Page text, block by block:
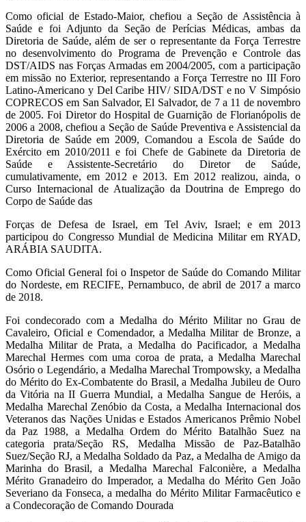
Como oficial de Estado-Maior, chefiou a Seção de Assistência à
Saúde e foi Adjunto da Seção de Perícias Médicas, ambas da
Diretoria de Saúde, além de ser o representante da Força Terrestre
no desenvolvimento do Programa de Prevenção e Controle das
DST/AIDS nas Forças Armadas em 2004/2005, com a participação
em missão no Exterior, representando a Força Terrestre no III Foro
Latino-Americano y Del Caribe HIV/ SIDA/DST e no V Simpósio
COPRECOS em San Salvador, El Salvador, de 7 a 11 de novembro
de 2005. Foi Diretor do Hospital de Guarnição de Florianópolis de
2006 a 2008, chefiou a Seção de Saúde Preventiva e Assistencial da
Diretoria de Saúde em 2009, Comandou a Escola de Saúde do
Exército em 2010/2011 e foi Chefe de Gabinete da Diretoria de
Saúde e Assistente-Secretário do Diretor de Saúde,
cumulativamente, em 2012 e 2013. Em 2012 realizou, ainda, o
Curso Internacional de Atualização da Doutrina de Emprego do
Corpo de Saúde das
Forças de Defesa de Israel, em Tel Aviv, Israel; e em 2013
participou do Congresso Mundial de Medicina Militar em RYAD,
ARÁBIA SAUDITA.
Como Oficial General foi o Inspetor de Saúde do Comando Militar
do Nordeste, em RECIFE, Pernambuco, de abril de 2017 a marco
de 2018.
Foi condecorado com a Medalha do Mérito Militar no Grau de
Cavaleiro, Oficial e Comendador, a Medalha Militar de Bronze, a
Medalha Militar de Prata, a Medalha do Pacificador, a Medalha
Marechal Hermes com uma coroa de prata, a Medalha Marechal
Osório o Legendário, a Medalha Marechal Trompowsky, a Medalha
do Mérito do Ex-Combatente do Brasil, a Medalha Jubileu de Ouro
da Vitória na II Guerra Mundial, a Medalha Sangue de Heróis, a
Medalha Marechal Zenóbio da Costa, a Medalha Internacional dos
Veteranos das Nações Unidas e Estados Americanos Prêmio Nobel
da Paz 1988, a Medalha Ordem do Mérito Batalhão Suez na
categoria prata/Seção RS, Medalha Missão de Paz-Batalhão
Suez/Seção RJ, a Medalha Soldado da Paz, a Medalha de Amigo da
Marinha do Brasil, a Medalha Marechal Falconière, a Medalha
Mérito Granadeiro do Imperador, a Medalha do Mérito Gen João
Severiano da Fonseca, a medalha do Mérito Militar Farmacêutico e
a Condecoração de Comando Dourada